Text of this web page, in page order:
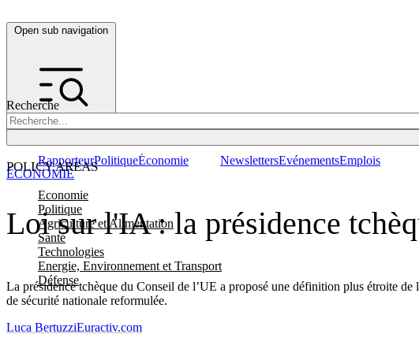
Open sub navigation
Recherche
POLICY AREAS
Economie
Politique
Agriculture et Alimentation
Santé
Technologies
Energie, Environnement et Transport
Défense
RapporteurPolitiqueÉconomie NewslettersEvénementsEmplois
Loi sur l'IA : la présidence
La présidence tchèque du Conseil de l’UE a proposé une définition plus étroite
de sécurité nationale reformulée.
ÉCONOMIE
Luca BertuzziEuractiv.com